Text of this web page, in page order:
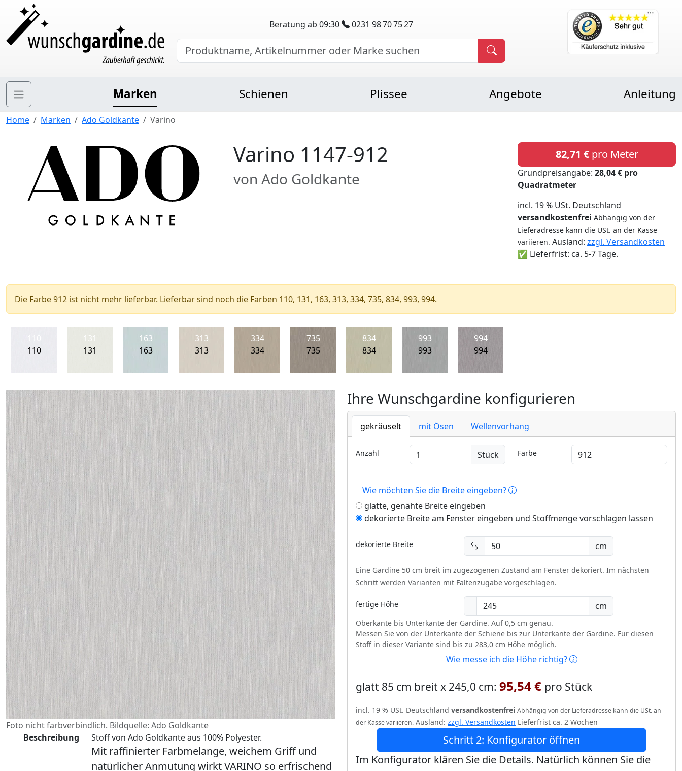
Beratung ab 09:30 0231 98 70 75 27
Marken Schienen Plissee Angebote Anleitung
Home Marken Ado Goldkante Varino
Varino 1147-912
von Ado Goldkante
82,71 €pro Meter
Grundpreisangabe: 28,04 € pro
Quadratmeter
incl. 19 % USt. Deutschland
versandkostenfrei Abhängig von der
Lieferadresse kann die USt. an der Kasse
variieren. Ausland: zzgl. Versandkosten
✅ Lieferfrist: ca. 5-7 Tage.
Die Farbe 912 ist nicht mehr lieferbar. Lieferbar sind noch die Farben 110, 131, 163, 313, 334, 735, 834, 993, 994.
110
110
131
131
163
163
313
313
334
334
735
735
834
834
993
993
994
994
Foto nicht farbverbindlich. Bildquelle: Ado Goldkante
Beschreibung
Stoff von Ado Goldkante aus 100% Polyester.
Mit raffinierter Farbmelange, weichem Griff und
natürlicher Anmutung wirkt VARINO so erfrischend
Ihre Wunschgardine konfigurieren
gekräuselt mit Ösen Wellenvorhang
Anzahl Stück Farbe
Wie möchten Sie die Breite eingeben?
glatte, genähte Breite eingeben
dekorierte Breite am Fenster eingeben und Stoffmenge vorschlagen lassen
dekorierte Breite cm
Eine Gardine 50 cm breit im zugezogenen Zustand am Fenster dekoriert. Im nächsten
Schritt werden Varianten mit Faltenzugabe vorgeschlagen.
fertige Höhe cm
Oberkante bis Unterkante der Gardine. Auf 0,5 cm genau.
Messen Sie von der Unterkante der Schiene bis zur Unterkante der Gardine. Für diesen
Stoff in dieser Variante sind bis zu 283,0 cm Höhe möglich.
Wie messe ich die Höhe richtig?
glatt 85 cm breit x 245,0 cm: 95,54 € pro Stück
incl. 19 % USt. Deutschland versandkostenfrei Abhängig von der Lieferadresse kann die USt. an
der Kasse variieren. Ausland: zzgl. Versandkosten Lieferfrist ca. 2 Wochen
Schritt 2: Konfigurator öffnen
Im Konfigurator klären Sie die Details. Natürlich können Sie die